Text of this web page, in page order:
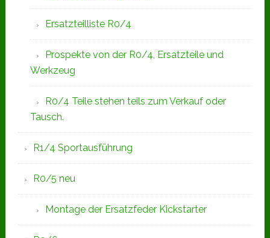
Ersatzteilliste R0/4
Prospekte von der R0/4, Ersatzteile und
Werkzeug
R0/4 Teile stehen teils zum Verkauf oder
Tausch.
R1/4 Sportausführung
R0/5 neu
Montage der Ersatzfeder Kickstarter